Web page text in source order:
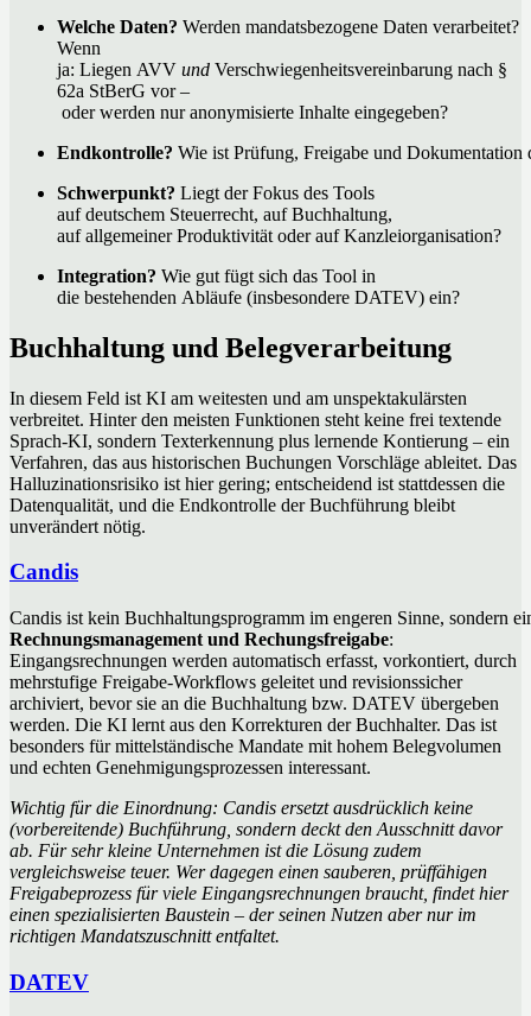
Welche Daten? Werden mandatsbezogene Daten verarbeitet?
Wenn
ja: Liegen AVV und Verschwiegenheitsvereinbarung nach §
62a StBerG vor –
oder werden nur anonymisierte Inhalte eingegeben?
Endkontrolle? Wie ist Prüfung, Freigabe und Dokumentation
Schwerpunkt? Liegt der Fokus des Tools
auf deutschem Steuerrecht, auf Buchhaltung,
auf allgemeiner Produktivität oder auf Kanzleiorganisation?
Integration? Wie gut fügt sich das Tool in
die bestehenden Abläufe (insbesondere DATEV) ein?
Buchhaltung und Belegverarbeitung
In diesem Feld ist KI am weitesten und am unspektakulärsten
verbreitet. Hinter den meisten Funktionen steht keine frei textende
Sprach-KI, sondern Texterkennung plus lernende Kontierung – ein
Verfahren, das aus historischen Buchungen Vorschläge ableitet. Das
Halluzinationsrisiko ist hier gering; entscheidend ist stattdessen die
Datenqualität, und die Endkontrolle der Buchführung bleibt
unverändert nötig.
Candis
Candis ist kein Buchhaltungsprogramm im engeren Sinne, sondern
Rechnungsmanagement und Rechungsfreigabe:
Eingangsrechnungen werden automatisch erfasst, vorkontiert, durch
mehrstufige Freigabe-Workflows geleitet und revisionssicher
archiviert, bevor sie an die Buchhaltung bzw. DATEV übergeben
werden. Die KI lernt aus den Korrekturen der Buchhalter. Das ist
besonders für mittelständische Mandate mit hohem Belegvolumen
und echten Genehmigungsprozessen interessant.
Wichtig für die Einordnung: Candis ersetzt ausdrücklich keine
(vorbereitende) Buchführung, sondern deckt den Ausschnitt davor
ab. Für sehr kleine Unternehmen ist die Lösung zudem
vergleichsweise teuer. Wer dagegen einen sauberen, prüffähigen
Freigabeprozess für viele Eingangsrechnungen braucht, findet hier
einen spezialisierten Baustein – der seinen Nutzen aber nur im
richtigen Mandatszuschnitt entfaltet.
DATEV